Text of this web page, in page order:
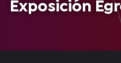
Exposición